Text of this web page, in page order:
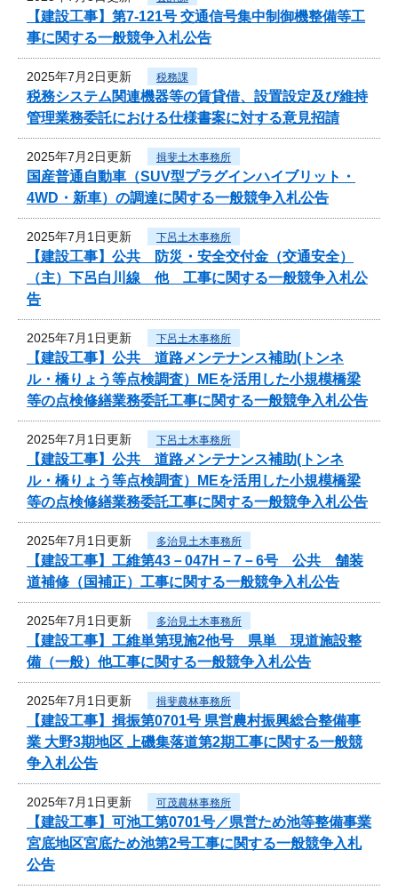
【建設工事】第7-121号 交通信号集中制御機整備等工
事に関する一般競争入札公告
2025年7月2日更新 税務課
税務システム関連機器等の賃貸借、設置設定及び維持
管理業務委託における仕様書案に対する意見招請
2025年7月2日更新 揖斐土木事務所
国産普通自動車（SUV型プラグインハイブリット・
4WD・新車）の調達に関する一般競争入札公告
2025年7月1日更新 下呂土木事務所
【建設工事】公共 防災・安全交付金（交通安全）
（主）下呂白川線 他 工事に関する一般競争入札公
告
2025年7月1日更新 下呂土木事務所
【建設工事】公共 道路メンテナンス補助(トンネ
ル・橋りょう等点検調査）MEを活用した小規模橋梁
等の点検修繕業務委託工事に関する一般競争入札公告
2025年7月1日更新 下呂土木事務所
【建設工事】公共 道路メンテナンス補助(トンネ
ル・橋りょう等点検調査）MEを活用した小規模橋梁
等の点検修繕業務委託工事に関する一般競争入札公告
2025年7月1日更新 多治見土木事務所
【建設工事】工維第43－047H－7－6号 公共 舗装
道補修（国補正）工事に関する一般競争入札公告
2025年7月1日更新 多治見土木事務所
【建設工事】工維単第現施2他号 県単 現道施設整
備（一般）他工事に関する一般競争入札公告
2025年7月1日更新 揖斐農林事務所
【建設工事】揖振第0701号 県営農村振興総合整備事
業 大野3期地区 上磯集落道第2期工事に関する一般競
争入札公告
2025年7月1日更新 可茂農林事務所
【建設工事】可池工第0701号／県営ため池等整備事業
宮底地区宮底ため池第2号工事に関する一般競争入札
公告